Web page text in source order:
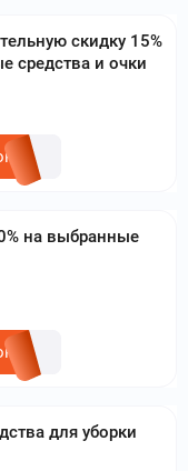
скидку 15%
средства и очки
на выбранные
для уборки